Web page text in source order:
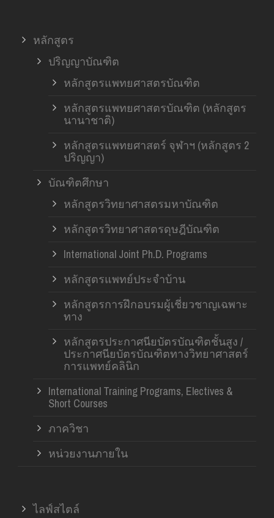
หลักสูตร
ปริญญาบัณฑิต
หลักสูตรแพทยศาสตรบัณฑิต
หลักสูตรแพทยศาสตรบัณฑิต (หลักสูตร
นานาชาติ)
หลักสูตรแพทยศาสตร์ จุฬาฯ (หลักสูตร 2
ปริญญา)
บัณฑิตศึกษา
หลักสูตรวิทยาศาสตรมหาบัณฑิต
หลักสูตรวิทยาศาสตรดุษฎีบัณฑิต
International Joint Ph.D. Programs
หลักสูตรแพทย์ประจำบ้าน
หลักสูตรการฝึกอบรมผู้เชี่ยวชาญเฉพาะ
ทาง
หลักสูตรประกาศนียบัตรบัณฑิตชั้นสูง /
ประกาศนียบัตรบัณฑิตทางวิทยาศาสตร์
การแพทย์คลินิก
International Training Programs, Electives &
Short Courses
ภาควิชา
หน่วยงานภายใน
ไลฟ์สไตล์